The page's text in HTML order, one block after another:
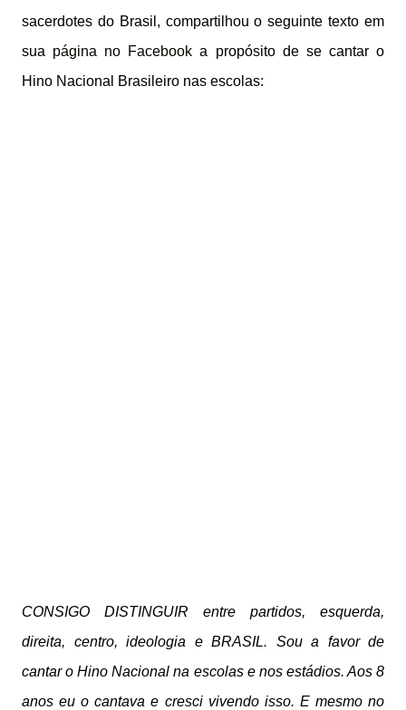
sacerdotes do Brasil, compartilhou o seguinte texto em
sua página no Facebook a propósito de se cantar o
Hino Nacional Brasileiro nas escolas:
CONSIGO DISTINGUIR entre partidos, esquerda,
direita, centro, ideologia e BRASIL. Sou a favor de
cantar o Hino Nacional na escolas e nos estádios. Aos 8
anos eu o cantava e cresci vivendo isso. E mesmo no